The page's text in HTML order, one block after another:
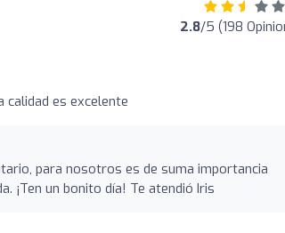
2.8/5 (198
es excelente
para nosotros es de suma importancia
¡Ten un bonito día! Te atendió Iris